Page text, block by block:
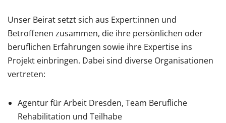
Unser Beirat setzt sich aus Expert:innen und
Betroffenen zusammen, die ihre persönlichen oder
beruflichen Erfahrungen sowie ihre Expertise ins
Projekt einbringen. Dabei sind diverse Organisationen
vertreten:
Agentur für Arbeit Dresden, Team Berufliche
Rehabilitation und Teilhabe